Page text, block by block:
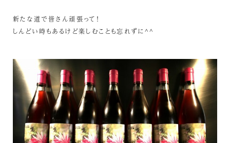
新たな道で皆さん頑張って！
しんどい時もあるけど楽しむことも忘れずに^^